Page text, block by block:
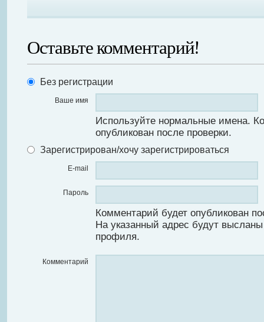
Оставьте комментарий!
Без регистрации
Ваше имя
Используйте нормальные имена.
опубликован после проверки.
Зарегистрирован/хочу зарегистрироваться
E-mail
Пароль
Комментарий будет опубликован
На указанный адрес будут
профиля.
Комментарий